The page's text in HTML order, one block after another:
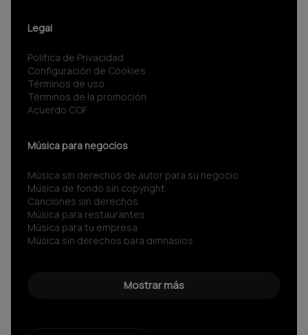
Legal
Política de Privacidad
Configuración de Cookies
Términos de uso
Términos de la promoción
Acuerdo COF
Música para negocios
Música sin derechos de autor para su negocio
Música de fondo sin copyright
Canciones sin derechos
Música para restaurantes
Música para tu empresa
Música sin derechos para gimnasios
Sonidos sin copyrightMostrar más